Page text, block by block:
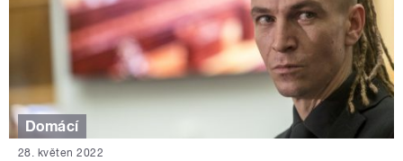
Domácí
28. květen 2022